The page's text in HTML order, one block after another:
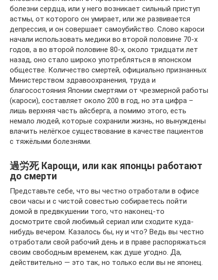
болезни сердца, или у него возникает сильный приступ
астмы, от которого он умирает, или же развивается
депрессия, и он совершает самоубийство. Слово кароси
начали использовать медики во второй половине 70-х
годов, а во второй половине 80-х, около тридцати лет
назад, оно стало широко употребляться в японском
обществе. Количество смертей, официально признанных
Министерством здравоохранения, труда и
благосостояния Японии смертями от чрезмерной работы
(кароси), составляет около 200 в год, но эта цифра –
лишь верхняя часть айсберга, а помимо этого, есть
немало людей, которые сохранили жизнь, но вынуждены
влачить нелёгкое существование в качестве пациентов
с тяжёлыми болезнями.
過労死 Карощи, или как японцы работают
до смерти
Представьте себе, что вы честно отработали в офисе
свои часы и с чистой совестью собираетесь пойти
домой в предвкушении того, что наконец-то
досмотрите свой любимый сериал или сходите куда-
нибудь вечером. Казалось бы, ну и что? Ведь вы честно
отработали свой рабочий день и в праве распоряжаться
своим свободным временем, как душе угодно. Да,
действительно — это так, но только если вы не японец.